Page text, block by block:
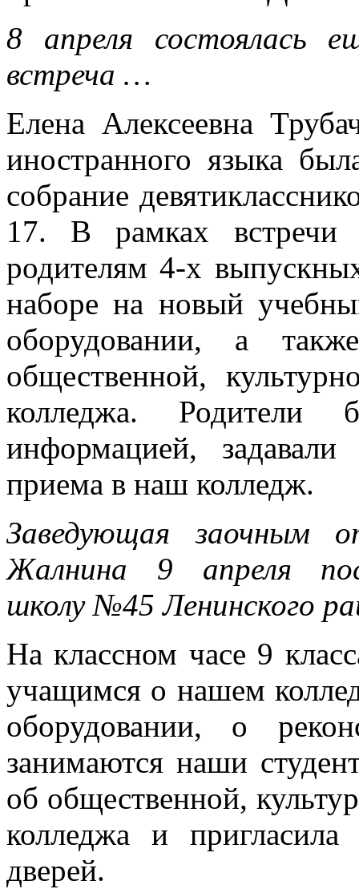
8 апреля состоялась
встреча …
Елена Алексеевна
иностранного языка
собрание
17. В рамках встречи
родителям 4-х
наборе на новый
оборудовании, а
общественной,
колледжа. Родители
информацией,
приема в наш колледж.
Заведующая заочным
Жалнина 9 апреля
школу №45 Ленинского
На классном часе 9
учащимся о нашем
оборудовании, о
занимаются наши
об общественной,
колледжа и
дверей.